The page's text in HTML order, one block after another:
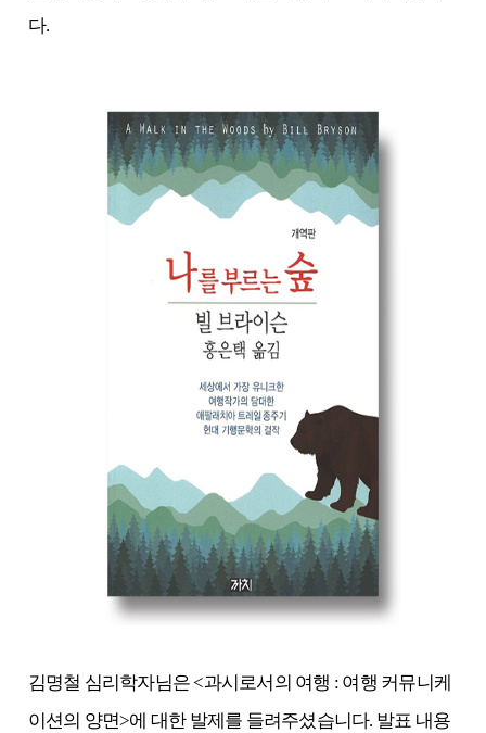
다.
김명철 심리학자님은 <과시로서의 여행 : 여행 커뮤니케
이션의 양면>에 대한 발제를 들려주셨습니다. 발표 내용